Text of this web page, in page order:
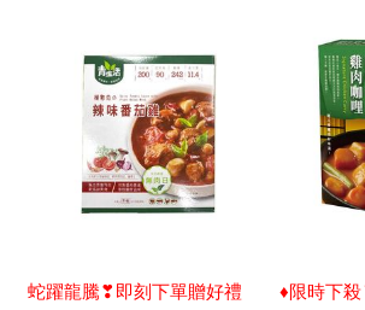
蛇躍龍騰❣即刻下單贈好禮
♦限時下